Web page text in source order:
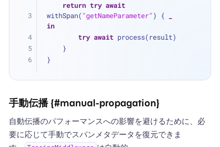
return try await
withSpan( "getNameParameter" ) {
in
try await process(result)
    }
}
手動伝播 {#manual-propagation}
自動伝播のパフォーマンスへの影響を避けるために、必
要に応じて手動でスパンメタデータを復元できま